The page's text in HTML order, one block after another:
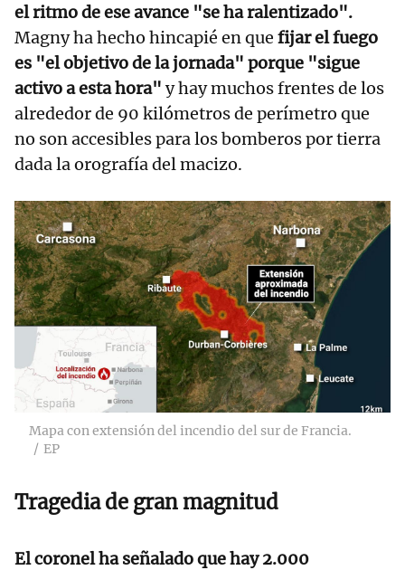
el ritmo de ese avance "se ha ralentizado".
Magny ha hecho hincapié en que fijar el fuego
es "el objetivo de la jornada" porque "sigue
activo a esta hora" y hay muchos frentes de los
alrededor de 90 kilómetros de perímetro que
no son accesibles para los bomberos por tierra
dada la orografía del macizo.
Mapa con extensión del incendio del sur de Francia.
EP
Tragedia de gran magnitud
El coronel ha señalado que hay 2.000